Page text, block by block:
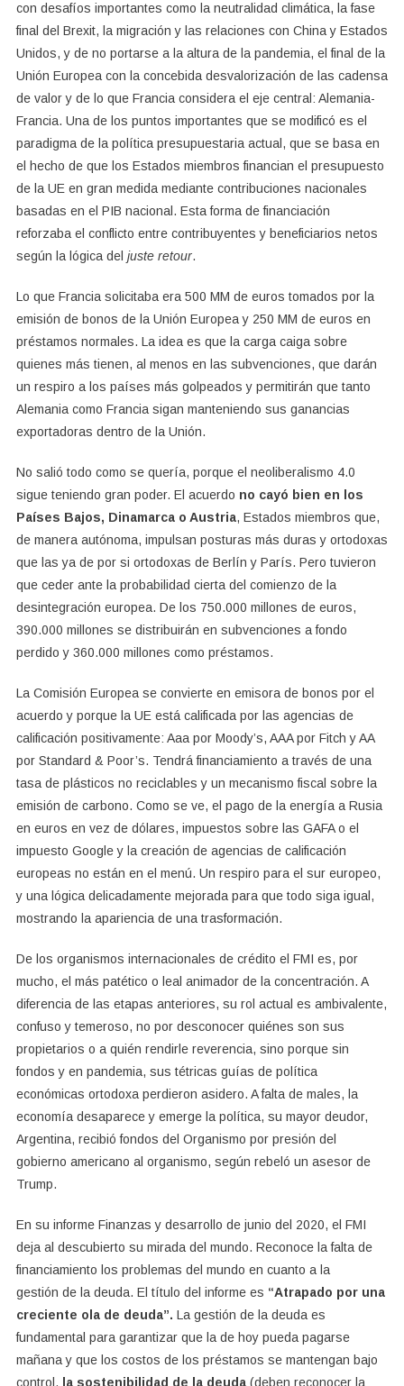
con desafíos importantes como la neutralidad climática, la fase
final del Brexit, la migración y las relaciones con China y Estados
Unidos, y de no portarse a la altura de la pandemia, el final de la
Unión Europea con la concebida desvalorización de las cadensa
de valor y de lo que Francia considera el eje central: Alemania-
Francia. Una de los puntos importantes que se modificó es el
paradigma de la política presupuestaria actual, que se basa en
el hecho de que los Estados miembros financian el presupuesto
de la UE en gran medida mediante contribuciones nacionales
basadas en el PIB nacional. Esta forma de financiación
reforzaba el conflicto entre contribuyentes y beneficiarios netos
según la lógica del juste retour.
Lo que Francia solicitaba era 500 MM de euros tomados por la
emisión de bonos de la Unión Europea y 250 MM de euros en
préstamos normales. La idea es que la carga caiga sobre
quienes más tienen, al menos en las subvenciones, que darán
un respiro a los países más golpeados y permitirán que tanto
Alemania como Francia sigan manteniendo sus ganancias
exportadoras dentro de la Unión.
No salió todo como se quería, porque el neoliberalismo 4.0
sigue teniendo gran poder. El acuerdo no cayó bien en los
Países Bajos, Dinamarca o Austria, Estados miembros que,
de manera autónoma, impulsan posturas más duras y ortodoxas
que las ya de por si ortodoxas de Berlín y París. Pero tuvieron
que ceder ante la probabilidad cierta del comienzo de la
desintegración europea. De los 750.000 millones de euros,
390.000 millones se distribuirán en subvenciones a fondo
perdido y 360.000 millones como préstamos.
La Comisión Europea se convierte en emisora de bonos por el
acuerdo y porque la UE está calificada por las agencias de
calificación positivamente: Aaa por Moody’s, AAA por Fitch y AA
por Standard & Poor’s. Tendrá financiamiento a través de una
tasa de plásticos no reciclables y un mecanismo fiscal sobre la
emisión de carbono. Como se ve, el pago de la energía a Rusia
en euros en vez de dólares, impuestos sobre las GAFA o el
impuesto Google y la creación de agencias de calificación
europeas no están en el menú. Un respiro para el sur europeo,
y una lógica delicadamente mejorada para que todo siga igual,
mostrando la apariencia de una trasformación.
De los organismos internacionales de crédito el FMI es, por
mucho, el más patético o leal animador de la concentración. A
diferencia de las etapas anteriores, su rol actual es ambivalente,
confuso y temeroso, no por desconocer quiénes son sus
propietarios o a quién rendirle reverencia, sino porque sin
fondos y en pandemia, sus tétricas guías de política
económicas ortodoxa perdieron asidero. A falta de males, la
economía desaparece y emerge la política, su mayor deudor,
Argentina, recibió fondos del Organismo por presión del
gobierno americano al organismo, según rebeló un asesor de
Trump.
En su informe Finanzas y desarrollo de junio del 2020, el FMI
deja al descubierto su mirada del mundo. Reconoce la falta de
financiamiento los problemas del mundo en cuanto a la
gestión de la deuda. El título del informe es “Atrapado por una
creciente ola de deuda”. La gestión de la deuda es
fundamental para garantizar que la de hoy pueda pagarse
mañana y que los costos de los préstamos se mantengan bajo
control, la sostenibilidad de la deuda(deben reconocer la